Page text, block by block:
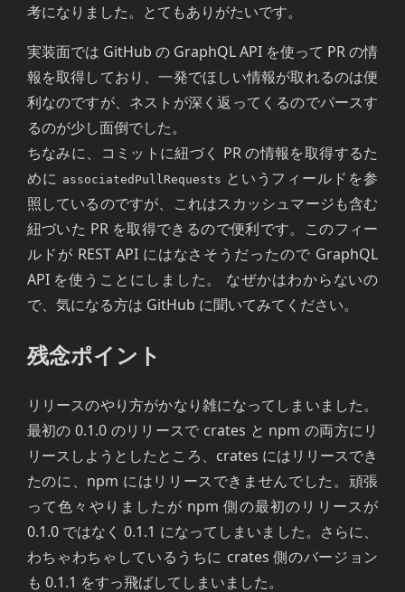
考になりました。とてもありがたいです。
実装面では GitHub の GraphQL API を使って PR の情
報を取得しており、一発でほしい情報が取れるのは便
利なのですが、ネストが深く返ってくるのでパースす
るのが少し面倒でした。
ちなみに、コミットに紐づく PR の情報を取得するた
めに associatedPullRequests というフィールドを参
照しているのですが、これはスカッシュマージも含む
紐づいた PR を取得できるので便利です。このフィー
ルドが REST API にはなさそうだったので GraphQL
API を使うことにしました。 なぜかはわからないの
で、気になる方は GitHub に聞いてみてください。
残念ポイント
リリースのやり方がかなり雑になってしまいました。
最初の 0.1.0 のリリースで crates と npm の両方にリ
リースしようとしたところ、crates にはリリースでき
たのに、npm にはリリースできませんでした。頑張
って色々やりましたが npm 側の最初のリリースが
0.1.0 ではなく 0.1.1 になってしまいました。さらに、
わちゃわちゃしているうちに crates 側のバージョン
も 0.1.1 をすっ飛ばしてしまいました。